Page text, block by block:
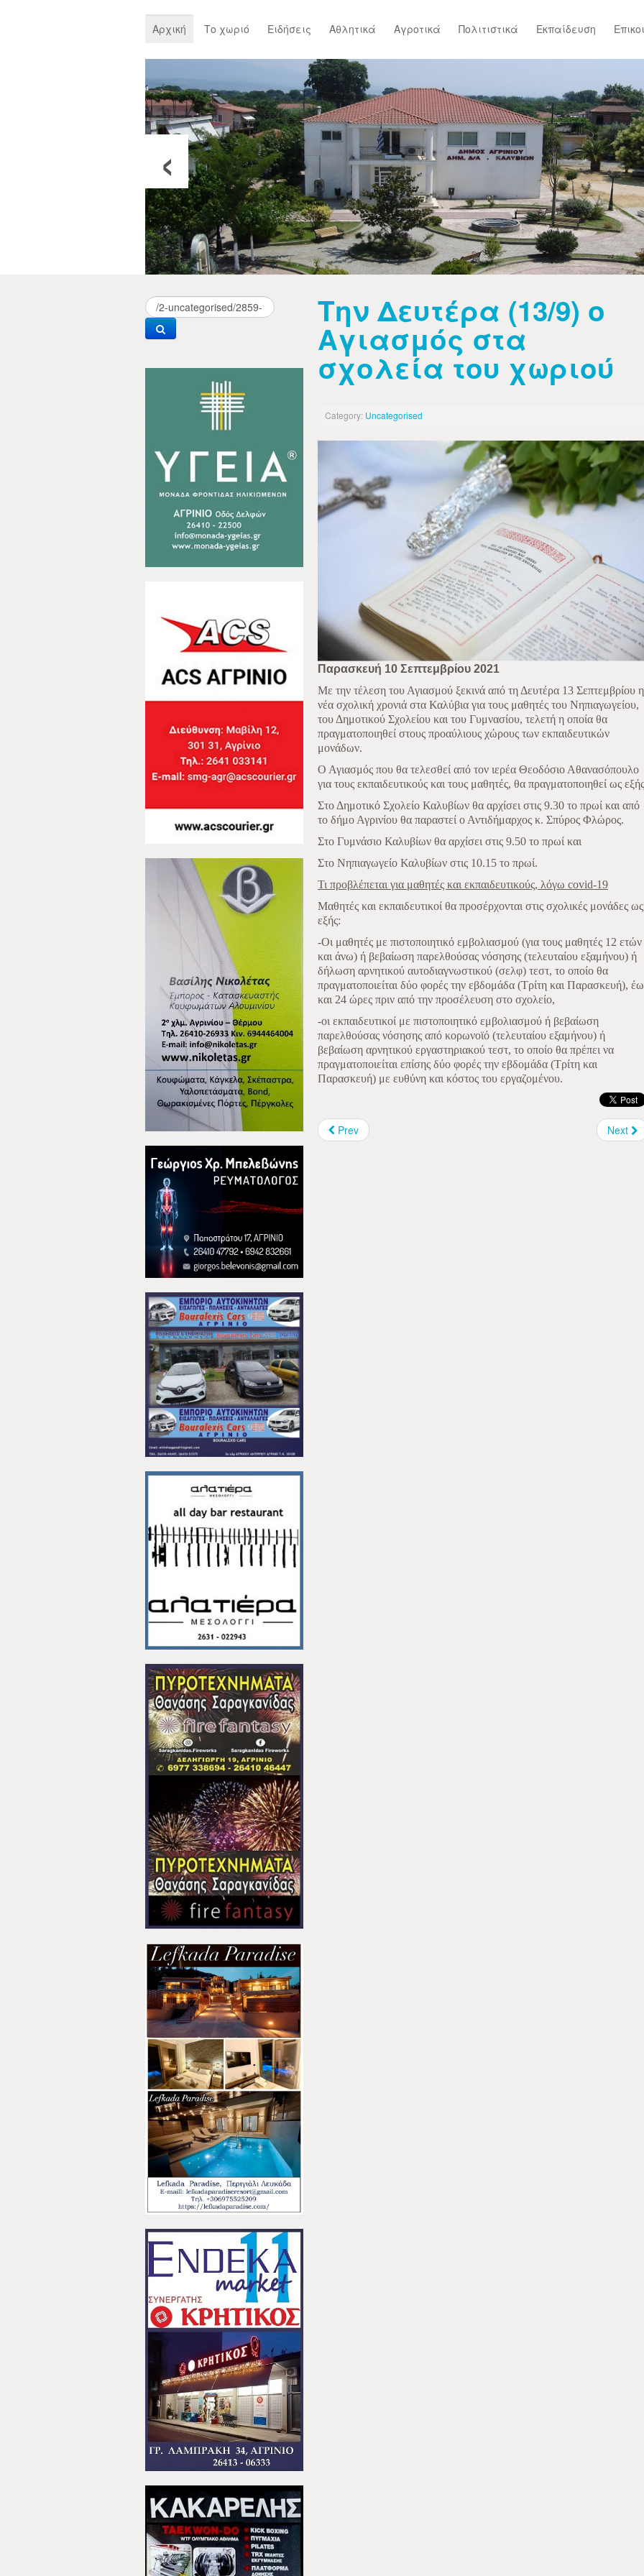
Αρχική Το χωριό Ειδήσεις Αθλητικά Αγροτικά Πολιτιστικά Εκπαίδευση
‹
Την Δευτέρα (13/9) ο
Αγιασμός στα
σχολεία του χωριού
Category: Uncategorised
Παρασκευή 10 Σεπτεμβρίου 2021
Με την τέλεση του Αγιασμού ξεκινά από τη Δευτέρα 13 Σεπτεμβρίου η
νέα σχολική χρονιά στα Καλύβια για τους μαθητές του Νηπιαγωγείου,
του Δημοτικού Σχολείου και του Γυμνασίου, τελετή η οποία θα
πραγματοποιηθεί στους προαύλιους χώρους των εκπαιδευτικών
μονάδων.
Ο Αγιασμός που θα τελεσθεί από τον ιερέα Θεοδόσιο Αθανασόπουλο
για τους εκπαιδευτικούς και τους μαθητές, θα πραγματοποιηθεί ως
Στο Δημοτικό Σχολείο Καλυβίων θα αρχίσει στις 9.30 το πρωί και από
το δήμο Αγρινίου θα παραστεί ο Αντιδήμαρχος κ. Σπύρος Φλώρος.
Στο Γυμνάσιο Καλυβίων θα αρχίσει στις 9.50 το πρωί και
Στο Νηπιαγωγείο Καλυβίων στις 10.15 το πρωί.
Τι προβλέπεται για μαθητές και εκπαιδευτικούς, λόγω covid-19
Μαθητές και εκπαιδευτικοί θα προσέρχονται στις σχολικές μονάδες ως
εξής:
-Οι μαθητές με πιστοποιητικό εμβολιασμού (για τους μαθητές 12 ετών
και άνω) ή βεβαίωση παρελθούσας νόσησης (τελευταίου εξαμήνου) ή
δήλωση αρνητικού αυτοδιαγνωστικού (σελφ) τεστ, το οποίο θα
πραγματοποιείται δύο φορές την εβδομάδα (Τρίτη και Παρασκευή),
και 24 ώρες πριν από την προσέλευση στο σχολείο,
-οι εκπαιδευτικοί με πιστοποιητικό εμβολιασμού ή βεβαίωση
παρελθούσας νόσησης από κορωνοϊό (τελευταίου εξαμήνου) ή
βεβαίωση αρνητικού εργαστηριακού τεστ, το οποίο θα πρέπει να
πραγματοποιείται επίσης δύο φορές την εβδομάδα (Τρίτη και
Παρασκευή) με ευθύνη και κόστος του εργαζομένου.
Prev Next